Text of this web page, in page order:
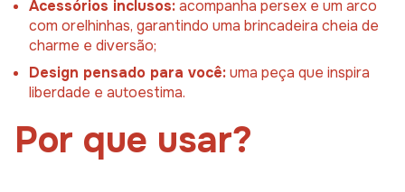
Acessórios inclusos:acompanha persex e um arco
com orelhinhas, garantindo uma brincadeira cheia de
charme e diversão;
Design pensado para você:uma peça que inspira
liberdade e autoestima.
Por que usar?